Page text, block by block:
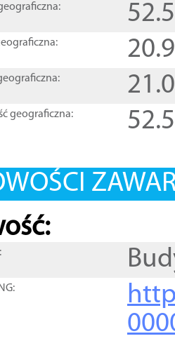
geograficzna: